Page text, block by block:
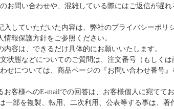
お問い合わせや、混雑している際にはご返信が遅
入していただいた内容は、弊社のプライバシーポリ
情報保護方針をご参照ください。
内容は、できるだけ具体的にお願いいたします。
状態などについてのご質問は、注文番号（もしくは
せについては、商品ページの『お問い合わせ番号
お客様へのE-mailでの回答は、お客様個人に宛てて
一部を複製、転用、二次利用、公表等する事は、